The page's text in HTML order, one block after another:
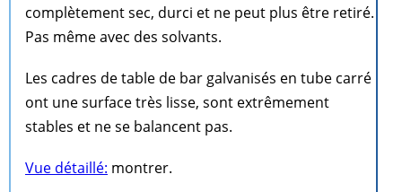
complètement sec, durci et ne peut plus être retiré.
Pas même avec des solvants.
Les cadres de table de bar galvanisés en tube carré
ont une surface très lisse, sont extrêmement
stables et ne se balancent pas.
Vue détaillé: montrer.